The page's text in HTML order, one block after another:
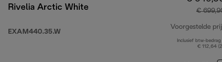
Rivelia Arctic White
EXAM440.35.W
€
Voorgestelde
Inclusief btw-bedrag
€ 112,64